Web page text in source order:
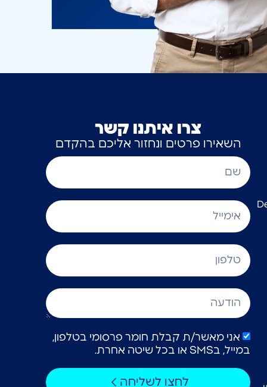
צרו איתנו קשר
השאירו פרטים ונחזור אליכם בהקדם
אני מאשר/ת קבלת חומר פרסומי בטלפון,
במייל, בSMS או בכל שיטה אחרת.
לחצו לשליחה